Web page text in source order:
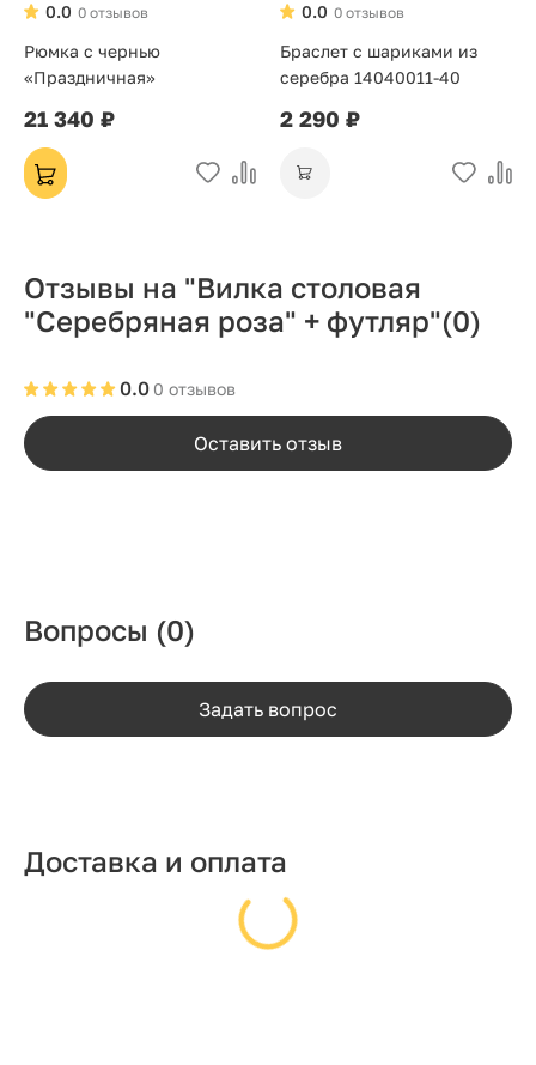
0 отзывов
0.0
Рюмка с чернью
«Праздничная»
21 340 ₽
0 отзывов
0.0
Браслет с шариками из
серебра 14040011-40
2 290 ₽
Отзывы на "Вилка столовая
"Серебряная роза" + футляр"(0)
0 отзывов
0.0
Оставить отзыв
Вопросы (0)
Задать вопрос
Доставка и оплата